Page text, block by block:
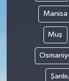
Manisa
Muş